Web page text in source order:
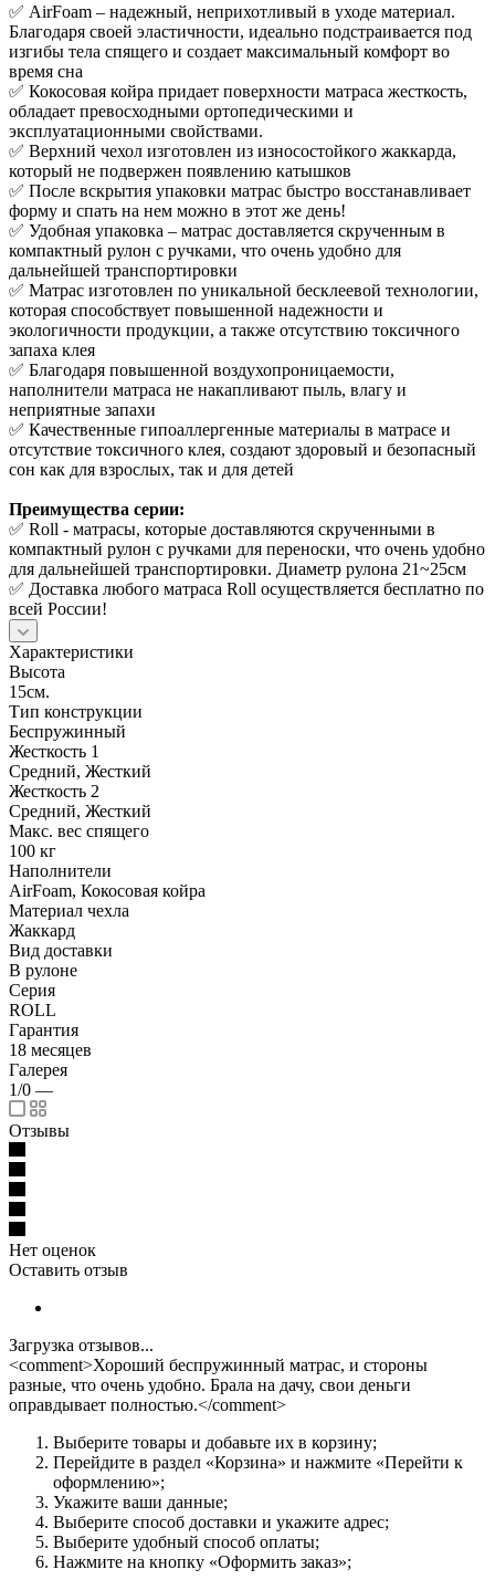
✅ AirFoam – надежный, неприхотливый в уходе материал.
Благодаря своей эластичности, идеально подстраивается под
изгибы тела спящего и создает максимальный комфорт во
время сна
✅ Кокосовая койра придает поверхности матраса жесткость,
обладает превосходными ортопедическими и
эксплуатационными свойствами.
✅ Верхний чехол изготовлен из износостойкого жаккарда,
который не подвержен появлению катышков
✅ После вскрытия упаковки матрас быстро восстанавливает
форму и спать на нем можно в этот же день!
✅ Удобная упаковка – матрас доставляется скрученным в
компактный рулон с ручками, что очень удобно для
дальнейшей транспортировки
✅ Матрас изготовлен по уникальной бесклеевой технологии,
которая способствует повышенной надежности и
экологичности продукции, а также отсутствию токсичного
запаха клея
✅ Благодаря повышенной воздухопроницаемости,
наполнители матраса не накапливают пыль, влагу и
неприятные запахи
✅ Качественные гипоаллергенные материалы в матрасе и
отсутствие токсичного клея, создают здоровый и безопасный
сон как для взрослых, так и для детей
Преимущества серии:
✅ Roll - матрасы, которые доставляются скрученными в
компактный рулон с ручками для переноски, что очень удобно
для дальнейшей транспортировки. Диаметр рулона 21~25см
✅ Доставка любого матраса Roll осуществляется бесплатно по
всей России!
Характеристики
Высота
15см.
Тип конструкции
Беспружинный
Жесткость 1
Средний, Жесткий
Жесткость 2
Средний, Жесткий
Макс. вес спящего
100 кг
Наполнители
AirFoam, Кокосовая койра
Материал чехла
Жаккард
Вид доставки
В рулоне
Серия
ROLL
Гарантия
18 месяцев
Галерея
1/0 —
Отзывы
Нет оценок
Оставить отзыв
Загрузка отзывов...
<comment>Хороший беспружинный матрас, и стороны
разные, что очень удобно. Брала на дачу, свои деньги
оправдывает полностью.</comment>
Выберите товары и добавьте их в корзину;
Перейдите в раздел «Корзина» и нажмите «Перейти к
оформлению»;
Укажите ваши данные;
Выберите способ доставки и укажите адрес;
Выберите удобный способ оплаты;
Нажмите на кнопку «Оформить заказ»;